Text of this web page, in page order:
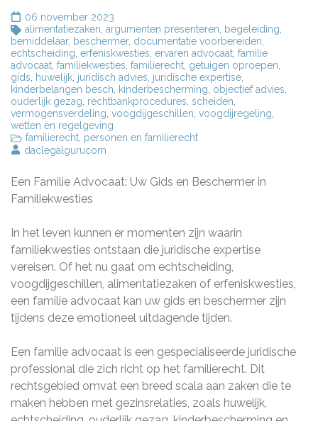
06 november 2023
alimentatiezaken argumenten presenteren begeleiding
bemiddelaar, beschermer, documentatie voorbereiden
echtscheiding erfeniskwesties ervaren advocaat familie
advocaat familiekwesties familierecht getuigen oproepen
gids
huwelijk juridisch advies juridische expertise
kinderbelangen besch
kinderbescherming objectief advies
ouderlijk gezag rechtbankprocedures scheiden
vermogensverdeling voogdijgeschillen voogdijregeling
wetten en regelgeving
familierecht personen en familierecht
daclegalgurucom
Een Familie Advocaat: Uw Gids en Beschermer in
Familiekwesties
In het leven kunnen er momenten zijn waarin
familiekwesties ontstaan die juridische expertise
vereisen. Of het nu gaat om echtscheiding,
voogdijgeschillen, alimentatiezaken of erfeniskwesties,
een familie advocaat kan uw gids en beschermer zijn
tijdens deze emotioneel uitdagende tijden.
Een familie advocaat is een gespecialiseerde juridische
professional die zich richt op het familierecht. Dit
rechtsgebied omvat een breed scala aan zaken die te
maken hebben met gezinsrelaties, zoals huwelijk,